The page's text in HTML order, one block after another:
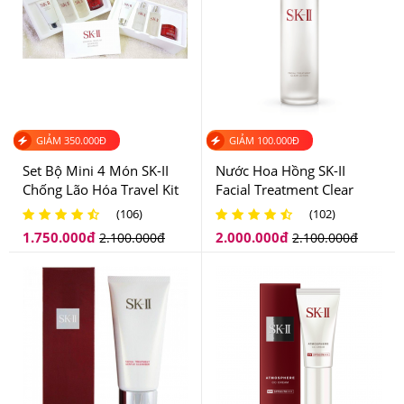
Nhấn vòi 3-4 lần để lấy sản phẩm vào lòng bàn tay khô,
thoa đều lên trán, cằm, hàm trên và toàn bộ mặt. Dùng
các ngón tay xoa tròn trên mặt, từ trong ra ngoài. Thêm
một chút nước ấm để dầu chuyển thành dạng sữa, tiếp
tục xoa đều và rửa sạch bằng nước ấm.
GIẢM 350.000Đ
Set Bộ Mini 4 Món SK-II
Chống Lão Hóa Travel Kit
(106)
1.750.000đ 2.100.000đ
GIẢM 100.000Đ
Nước Hoa Hồng SK-II
Facial Treatment Clear
Lotion 230ml
(102)
2.000.000đ 2.100.000đ